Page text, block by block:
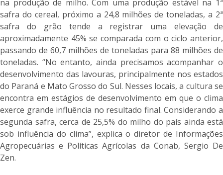
na produção de milho. Com uma produção estável na 1ª
safra do cereal, próximo a 24,8 milhões de toneladas, a 2ª
safra do grão tende a registrar uma elevação de
aproximadamente 45% se comparada com o ciclo anterior,
passando de 60,7 milhões de toneladas para 88 milhões de
toneladas. “No entanto, ainda precisamos acompanhar o
desenvolvimento das lavouras, principalmente nos estados
do Paraná e Mato Grosso do Sul. Nesses locais, a cultura se
encontra em estágios de desenvolvimento em que o clima
exerce grande influência no resultado final. Considerando a
segunda safra, cerca de 25,5% do milho do país ainda está
sob influência do clima”, explica o diretor de Informações
Agropecuárias e Políticas Agrícolas da Conab, Sergio De
Zen.